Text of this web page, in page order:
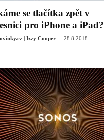
se tlačítka zpět v
pro iPhone a iPad?
| Izzy Cooper - 28.8.2018